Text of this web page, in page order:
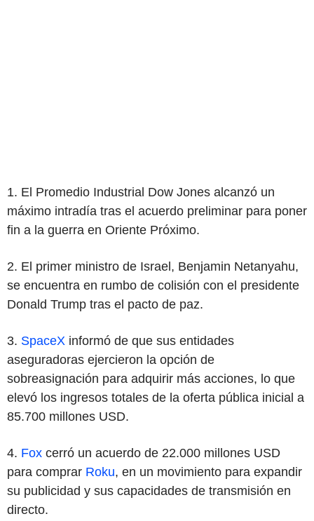
1. El Promedio Industrial Dow Jones alcanzó un
máximo intradía tras el acuerdo preliminar para poner
fin a la guerra en Oriente Próximo.
2. El primer ministro de Israel, Benjamin Netanyahu,
se encuentra en rumbo de colisión con el presidente
Donald Trump tras el pacto de paz.
3. SpaceX informó de que sus entidades
aseguradoras ejercieron la opción de
sobreasignación para adquirir más acciones, lo que
elevó los ingresos totales de la oferta pública inicial a
85.700 millones USD.
4. Fox cerró un acuerdo de 22.000 millones USD
para comprar Roku, en un movimiento para expandir
su publicidad y sus capacidades de transmisión en
directo.